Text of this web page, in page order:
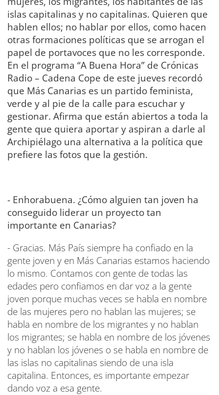
islas capitalinas y no capitalinas. Quieren que
hablen ellos; no hablar por ellos, como hacen
otras formaciones políticas que se arrogan el
papel de portavoces que no les corresponde.
En el programa “A Buena Hora” de Crónicas
Radio – Cadena Cope de este jueves recordó
que Más Canarias es un partido feminista,
verde y al pie de la calle para escuchar y
gestionar. Afirma que están abiertos a toda la
gente que quiera aportar y aspiran a darle al
Archipiélago una alternativa a la política que
prefiere las fotos que la gestión.
- Enhorabuena. ¿Cómo alguien tan joven ha
conseguido liderar un proyecto tan
importante en Canarias?
- Gracias. Más País siempre ha confiado en la
gente joven y en Más Canarias estamos haciendo
lo mismo. Contamos con gente de todas las
edades pero confiamos en dar voz a la gente
joven porque muchas veces se habla en nombre
de las mujeres pero no hablan las mujeres; se
habla en nombre de los migrantes y no hablan
los migrantes; se habla en nombre de los jóvenes
y no hablan los jóvenes o se habla en nombre de
las islas no capitalinas siendo de una isla
capitalina. Entonces, es importante empezar
dando voz a esa gente.